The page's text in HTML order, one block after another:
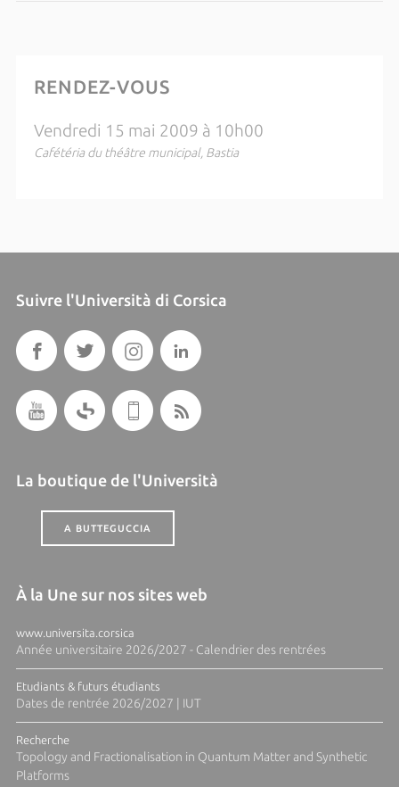
RENDEZ-VOUS
Vendredi 15 mai 2009 à 10h00
Cafétéria du théâtre municipal, Bastia
Suivre l'Università di Corsica
La boutique de l'Università
A BUTTEGUCCIA
À la Une sur nos sites web
www.universita.corsica
Année universitaire 2026/2027 - Calendrier des rentrées
Etudiants & futurs étudiants
Dates de rentrée 2026/2027 | IUT
Recherche
Topology and Fractionalisation in Quantum Matter and Synthetic
Platforms